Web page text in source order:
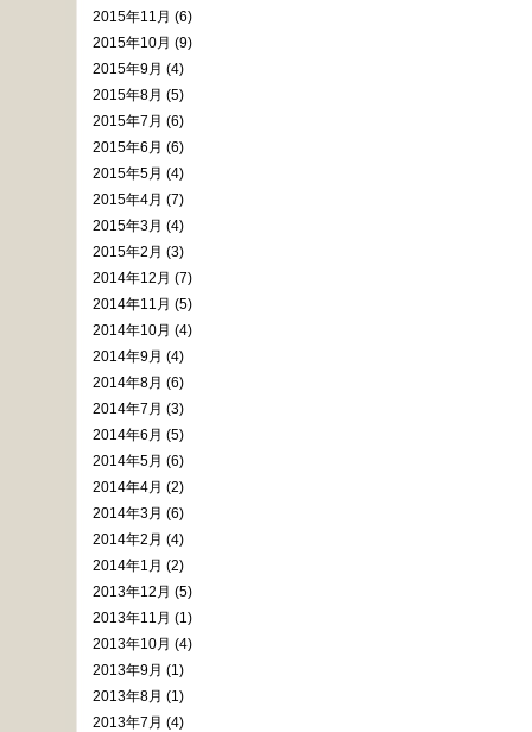
2015年11月 (6)
2015年10月 (9)
2015年9月 (4)
2015年8月 (5)
2015年7月 (6)
2015年6月 (6)
2015年5月 (4)
2015年4月 (7)
2015年3月 (4)
2015年2月 (3)
2014年12月 (7)
2014年11月 (5)
2014年10月 (4)
2014年9月 (4)
2014年8月 (6)
2014年7月 (3)
2014年6月 (5)
2014年5月 (6)
2014年4月 (2)
2014年3月 (6)
2014年2月 (4)
2014年1月 (2)
2013年12月 (5)
2013年11月 (1)
2013年10月 (4)
2013年9月 (1)
2013年8月 (1)
2013年7月 (4)